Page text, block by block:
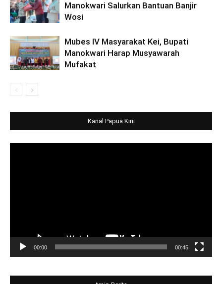
Manokwari Salurkan Bantuan Banjir
Wosi
Mubes IV Masyarakat Kei, Bupati
Manokwari Harap Musyawarah
Mufakat
Kanal Papua Kini
00:00 00:45